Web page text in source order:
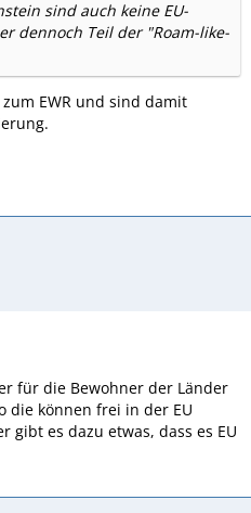
sind auch keine EU-
dennoch Teil der "Roam-like-
EWR und sind damit
für die Bewohner der Länder
die können frei in der EU
gibt es dazu etwas, dass es EU